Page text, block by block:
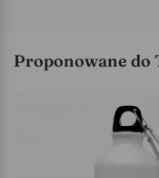
Proponowane do